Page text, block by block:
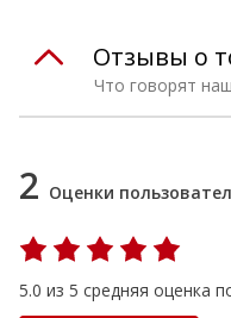
Что говорят
Отзывы о
2 Оценки
5.0 из 5 средняя оценка